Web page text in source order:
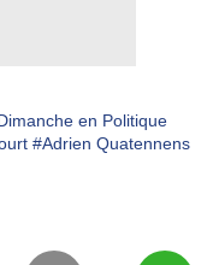
en Politique
#Adrien Quatennens